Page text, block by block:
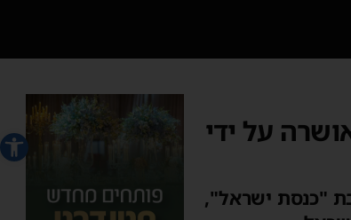
פתח על ידי
"כנסת ישראל",